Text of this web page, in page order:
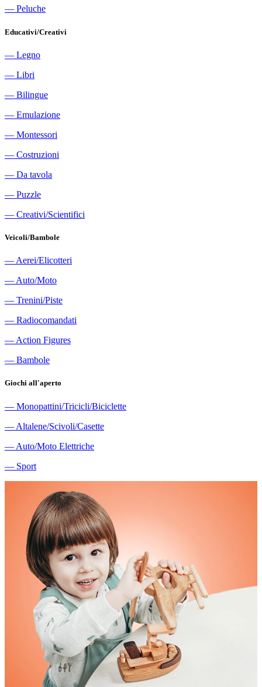
― Peluche
Educativi/Creativi
― Legno
― Libri
― Bilingue
― Emulazione
― Montessori
― Costruzioni
― Da tavola
― Puzzle
― Creativi/Scientifici
Veicoli/Bambole
― Aerei/Elicotteri
― Auto/Moto
― Trenini/Piste
― Radiocomandati
― Action Figures
― Bambole
Giochi all'aperto
― Monopattini/Tricicli/Biciclette
― Altalene/Scivoli/Casette
― Auto/Moto Elettriche
― Sport